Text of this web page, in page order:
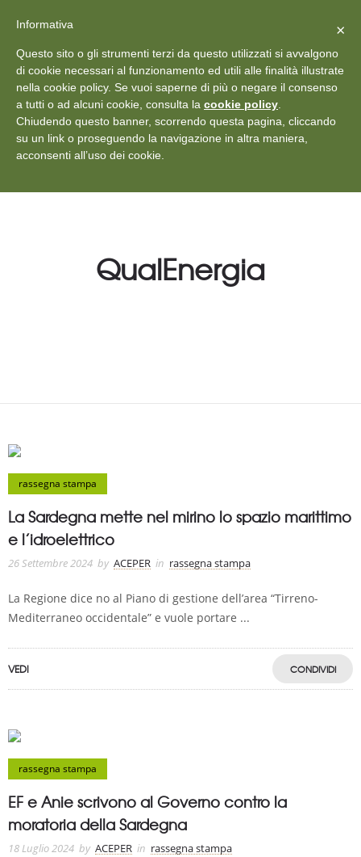
+39 011 18867102 info@aceper.it Statuto
Aceper
QualEnergia
rassegna stampa
La Sardegna mette nel mirino lo spazio marittimo
e l’idroelettrico
26 Settembre 2024 by ACEPER in rassegna stampa
La Regione dice no al Piano di gestione dell’area “Tirreno-
Mediterraneo occidentale” e vuole portare ...
VEDI CONDIVIDI
rassegna stampa
EF e Anie scrivono al Governo contro la
moratoria della Sardegna
18 Luglio 2024 by ACEPER in rassegna stampa
Vedi: Protezione dei dati personali ×
Informativa
Questo sito o gli strumenti terzi da questo utilizzati si avvalgono
di cookie necessari al funzionamento ed utili alle finalità illustrate
nella cookie policy. Se vuoi saperne di più o negare il consenso
a tutti o ad alcuni cookie, consulta la cookie policy
Chiudendo questo banner, scorrendo questa pagina, cliccando
su un link o proseguendo la navigazione in altra maniera,
acconsenti all’uso dei cookie.